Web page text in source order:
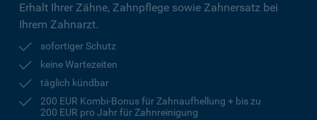
Erhalt Ihrer Zähne, Zahnpflege sowie Zahnersatz bei
Ihrem Zahnarzt.
sofortiger Schutz
keine Wartezeiten
täglich kündbar
200 EUR Kombi-Bonus für Zahnaufhellung + bis zu
200 EUR pro Jahr für Zahnreinigung